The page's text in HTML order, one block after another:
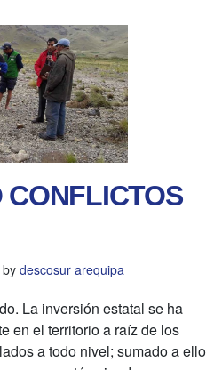
by descosur arequipa
La inversión estatal se ha
en el territorio a raíz de los
a todo nivel; sumado a ello